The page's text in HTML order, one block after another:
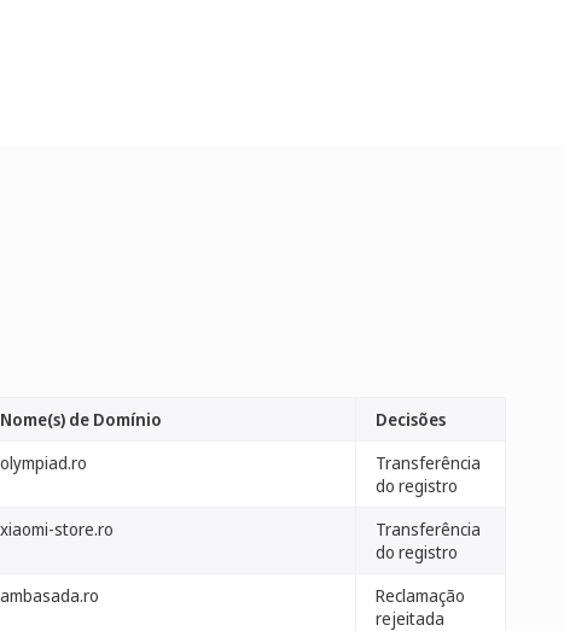
Nome(s) de Domínio
Decisões
olympiad.ro
Transferência
do registro
xiaomi-store.ro
Transferência
do registro
ambasada.ro
Reclamação
rejeitada